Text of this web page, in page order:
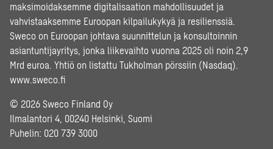
maksimoidaksemme digitalisaation mahdollisuudet ja
vahvistaaksemme Euroopan kilpailukykyä ja resilienssiä.
Sweco on Euroopan johtava suunnittelun ja konsultoinnin
asiantuntijayritys, jonka liikevaihto vuonna 2025 oli noin 2,9
Mrd euroa. Yhtiö on listattu Tukholman pörssiin (Nasdaq).
www.sweco.fi
© 2026 Sweco Finland Oy
Ilmalantori 4, 00240 Helsinki, Suomi
Puhelin: 020 739 3000